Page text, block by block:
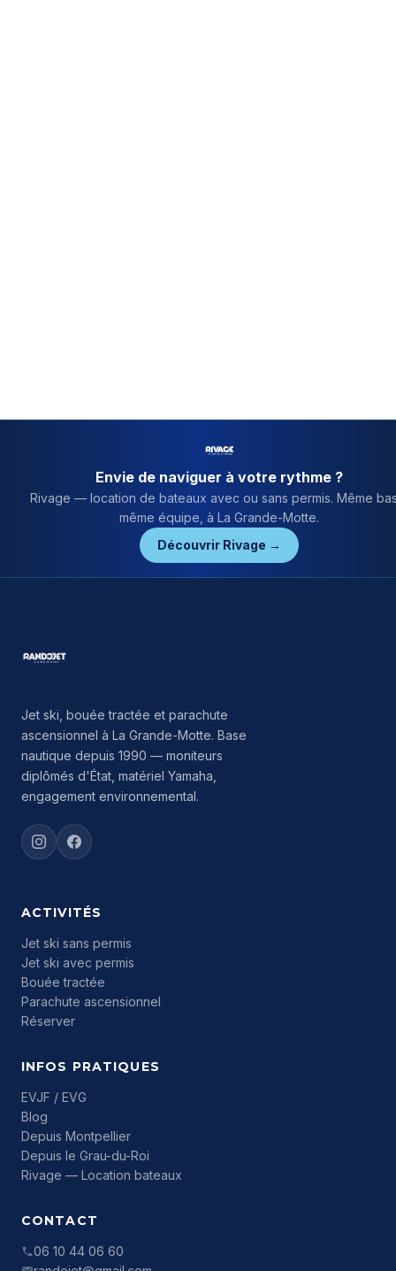
Envie de naviguer à votre rythme ?
Rivage — location de bateaux avec ou sans permis. Même
même équipe, à La Grande-Motte.
Découvrir Rivage →
Jet ski, bouée tractée et parachute
ascensionnel à La Grande-Motte. Base
nautique depuis 1990 — moniteurs
diplômés d'État, matériel Yamaha,
engagement environnemental.
ACTIVITÉS
Jet ski sans permis
Jet ski avec permis
Bouée tractée
Parachute ascensionnel
Réserver
INFOS PRATIQUES
EVJF / EVG
Blog
Depuis Montpellier
Depuis le Grau-du-Roi
Rivage — Location bateaux
CONTACT
06 10 44 06 60